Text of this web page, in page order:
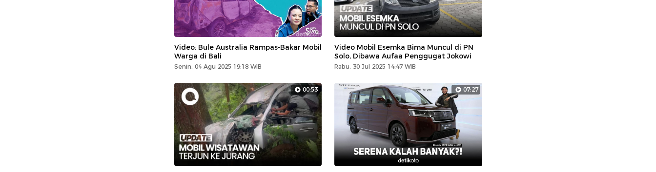
Video: Bule Australia Rampas-Bakar Mobil
Warga di Bali
Senin, 04 Agu 2025 19:18 WIB
Video Mobil Esemka Bima Muncul di PN
Solo, Dibawa Aufaa Penggugat Jokowi
Rabu, 30 Jul 2025 14:47 WIB
00:53 07:27